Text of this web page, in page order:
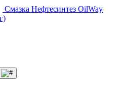
Смазка Нефтесинтез OilWay